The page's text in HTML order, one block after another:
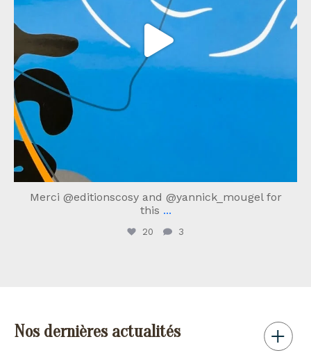
Merci @editionscosy and @yannick_mougel for
this ...
20 3
Nos dernières actualités